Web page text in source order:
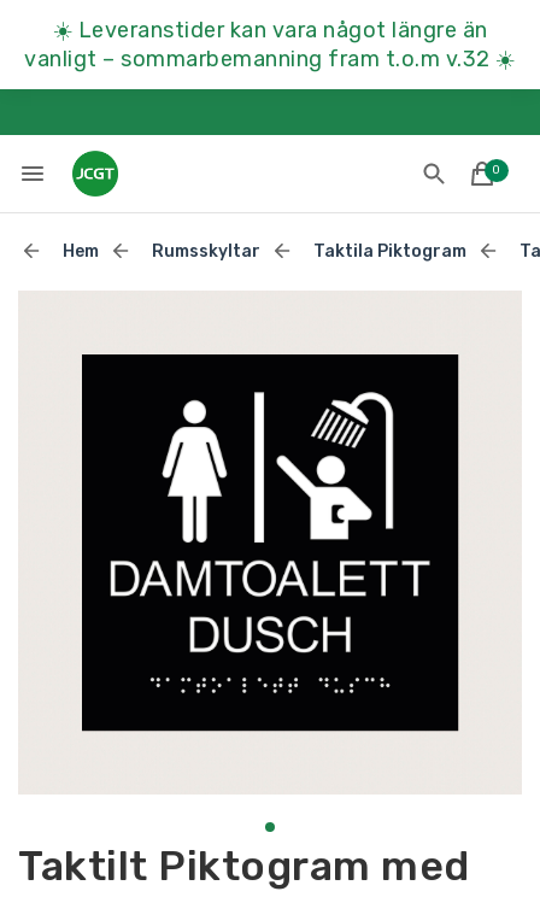
☀️ Leveranstider kan vara något längre än
vanligt – sommarbemanning fram t.o.m v.32 ☀️
0
Till kassan
Hem Rumsskyltar Taktila Piktogram
Taktilt Piktogram med